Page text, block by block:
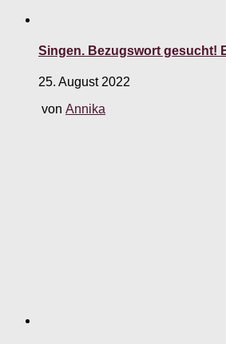
Singen. Bezugswort gesucht!
25. August 2022
von Annika